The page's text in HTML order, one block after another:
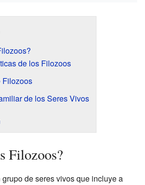
de los Filozoos
Filozoos
de los Seres Vivos
Filozoos?
de seres vivos que incluye a